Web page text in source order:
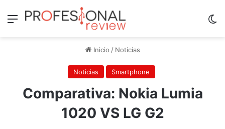
Menú
Inicio / Noticias
Noticias Smartphone
Comparativa: Nokia Lumia
1020 VS LG G2